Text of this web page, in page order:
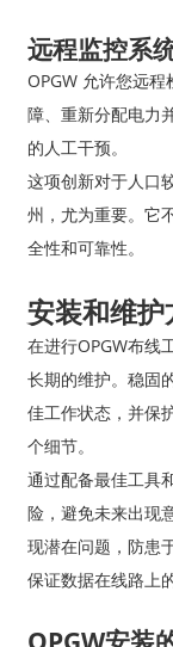
远程监控系
OPGW 允许您远
障、重新分配电力
的人工干预。
这项创新对于人口
州，尤为重要。它
全性和可靠性。
安装和维护
在进行OPGW布线
长期的维护。稳固
佳工作状态，并保
个细节。
通过配备最佳工具
险，避免未来出现
现潜在问题，防患
保证数据在线路上